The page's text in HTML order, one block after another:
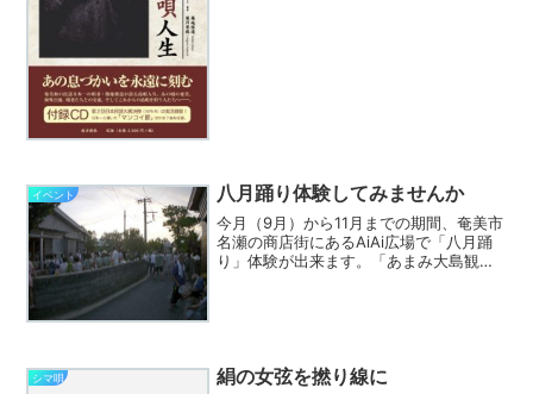
イベント 八月踊り体験してみませんか
今月（9月）から11月までの期間、奄美市
名瀬の商店街にあるAiAi広場で「八月踊
り」体験が出来ます。「あまみ大島観光
シマ唄 絹の女弦を撚り線に